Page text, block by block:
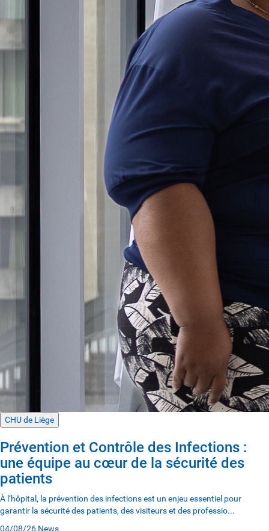
CHU de Liège
Prévention et Contrôle des Infections :
une équipe au cœur de la sécurité des
patients
À l’hôpital, la prévention des infections est un enjeu essentiel pour
garantir la sécurité des patients, des visiteurs et des professio...
04/08/26 News